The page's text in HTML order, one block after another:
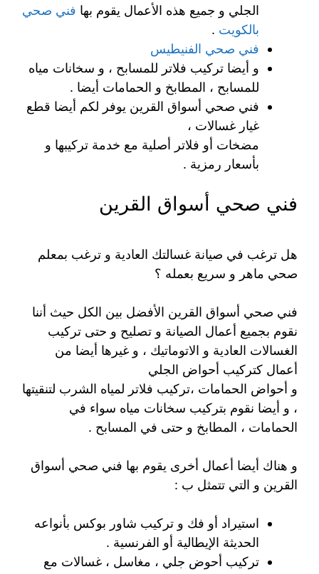
الجلي و جميع هذه الأعمال يقوم بها فني صحي
بالكويت .
فني صحي الفنيطيس
و أيضا تركيب فلاتر للمسابح ، و سخانات مياه
للمسابح ، المطابخ و الحمامات أيضا .
فني صحي أسواق القرين يوفر لكم أيضا قطع
غيار غسالات ،
مضخات أو فلاتر أصلية مع خدمة تركيبها و
بأسعار رمزية .
فني صحي أسواق القرين
هل ترغب في صيانة غسالتك العادية و ترغب بمعلم
صحي ماهر و سريع بعمله ؟
فني صحي أسواق القرين الأفضل بين الكل حيث أننا
نقوم بجميع أعمال الصيانة و تصليح و حتى تركيب
الغسالات العادية و الاتوماتيك ، و غيرها أيضا من
أعمال كتركيب أحواض الجلي
و أحواض الحمامات ،تركيب فلاتر لمياه الشرب لتنقيتها
، و أيضا نقوم بتركيب سخانات مياه سواء في
الحمامات ، المطابخ و حتى في المسابح .
و هناك أيضا أعمال أخرى يقوم بها فني صحي أسواق
القرين و التي تتمثل ب :
استيراد أو فك و تركيب شاور بوكس بأنواعه
الحديثة الإيطالية أو الفرنسية .
تركيب أحوض جلي ، مغاسل ، غسالات مع